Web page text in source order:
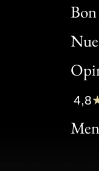
Bon
Clic
Bon
4,8